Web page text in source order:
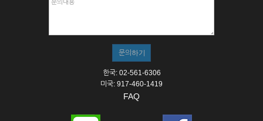
한국: 02-561-6306
미국: 917-460-1419
FAQ